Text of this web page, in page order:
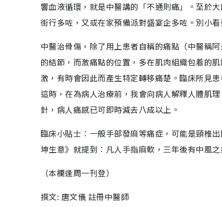
響血液循環，就是中醫講的「不通則痛」。至於
街行多咗，又或在家預備派對盛宴企多咗。別小
中醫治骨傷，除了用上患者自稱的痛點（中醫稱
的結節，而激痛點的位置，多在肌肉組織包着的
激，有時會因此而產生特定轉移痛楚。臨床所見
這時，在為病人治療前，我會向病人解釋人體肌
針，病人痛感已可即時減去八成以上。
臨床小貼士︰一般手部發麻等痛症，可能是頸椎
坤生意》就提到︰凡人手指麻軟，三年後有中風
（本欄逢周一刊登）
撰文: 唐文儀 註冊中醫師